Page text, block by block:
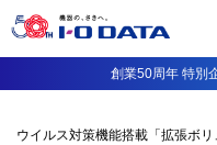
創業50周年 特別
ウイルス対策機能搭載「拡張ボ